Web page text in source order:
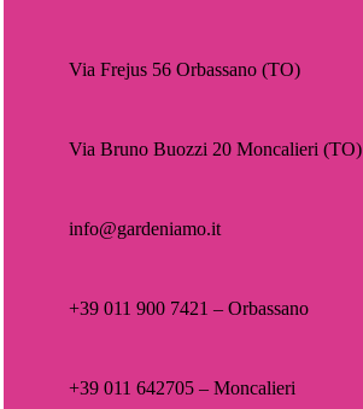
Via Frejus 56 Orbassano (TO)
Via Bruno Buozzi 20 Moncalieri (TO)
info@gardeniamo.it
+39 011 900 7421 – Orbassano
+39 011 642705 – Moncalieri